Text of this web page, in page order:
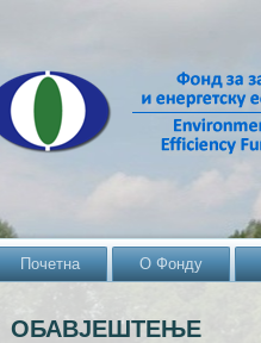
Почетна О Фонду
ОБАВЈЕШТЕЊЕ